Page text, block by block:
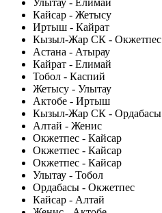
Улытау - Елимай
Кайсар - Жетысу
Иртыш - Кайрат
Кызыл-Жар СК - Окжетпес
Астана - Атырау
Кайрат - Елимай
Тобол - Каспий
Жетысу - Улытау
Актобе - Иртыш
Кызыл-Жар СК - Ордабасы
Алтай - Женис
Окжетпес - Кайсар
Окжетпес - Кайсар
Окжетпес - Кайсар
Улытау - Тобол
Ордабасы - Окжетпес
Кайсар - Алтай